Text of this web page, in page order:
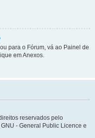
para o Fórum, vá ao Painel de
em Anexos.
reservados pelo
- General Public Licence e